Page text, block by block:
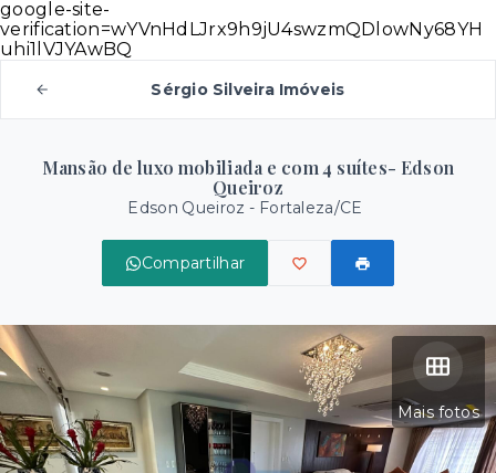
google-site-
verification=wYVnHdLJrx9h9jU4swzmQDlowNy68YH
uhi1lVJYAwBQ
Sérgio Silveira Imóveis
Mansão de luxo mobiliada e com 4 suítes- Edson
Queiroz
Edson Queiroz - Fortaleza/CE
Compartilhar
Mais fotos